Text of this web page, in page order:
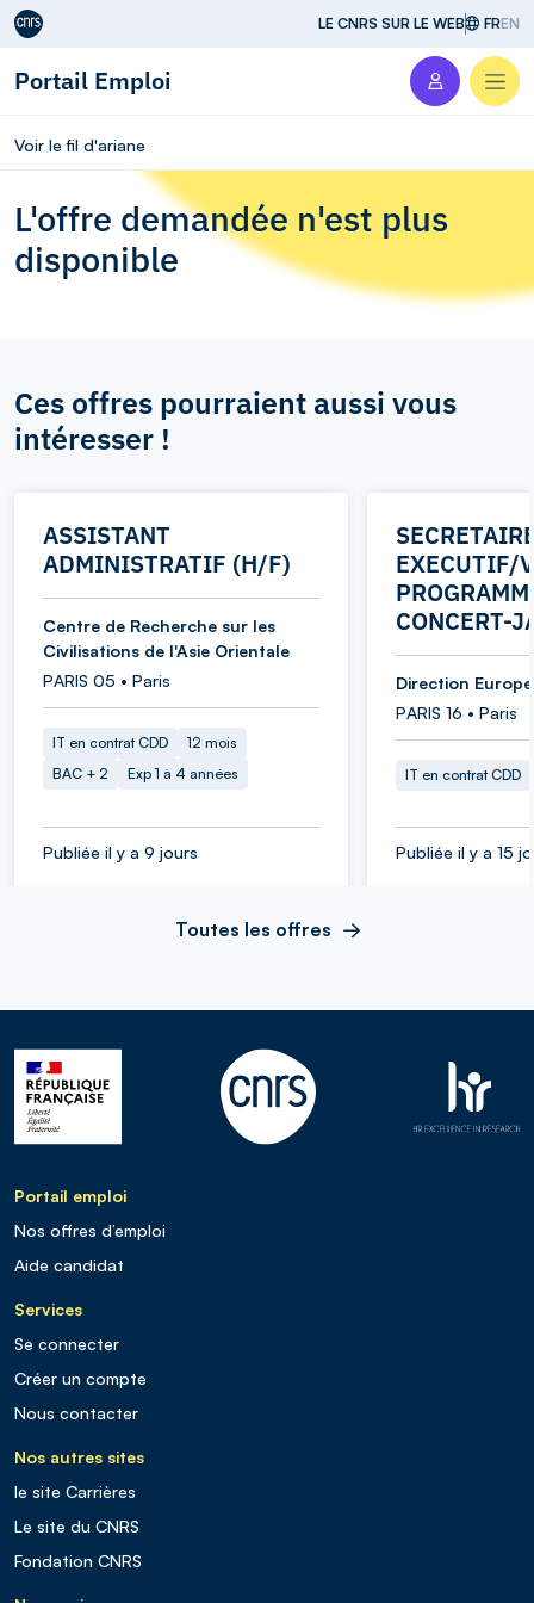
Aller au contenu LE CNRS SUR LE WEB FREN
Portail Emploi
Voir le fil d'ariane
L'offre demandée n'est plus
disponible
Ces offres pourraient aussi vous
intéresser !
ASSISTANT
ADMINISTRATIF (H/F)
Centre de Recherche sur les
Civilisations de l'Asie Orientale
PARIS 05 • Paris
IT en contrat CDD
12 mois
BAC + 2
Exp 1 à 4 années
Publiée il y a 9 jours
EXECUTIF/
CONCERT-
Direction
PARIS 16 • Paris
IT en contrat CDD
Publiée il y a 15
Toutes les offres
Portail emploi
Nos offres d’emploi
Aide candidat
Services
Se connecter
Créer un compte
Nous contacter
Nos autres sites
le site Carrières
Le site du CNRS
Fondation CNRS